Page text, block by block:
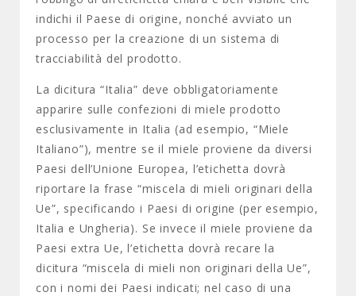
indichi il Paese di origine, nonché avviato un
processo per la creazione di un sistema di
tracciabilità del prodotto.
La dicitura “Italia” deve obbligatoriamente
apparire sulle confezioni di miele prodotto
esclusivamente in Italia (ad esempio, “Miele
Italiano”), mentre se il miele proviene da diversi
Paesi dell’Unione Europea, l’etichetta dovrà
riportare la frase “miscela di mieli originari della
Ue”, specificando i Paesi di origine (per esempio,
Italia e Ungheria). Se invece il miele proviene da
Paesi extra Ue, l’etichetta dovrà recare la
dicitura “miscela di mieli non originari della Ue”,
con i nomi dei Paesi indicati; nel caso di una